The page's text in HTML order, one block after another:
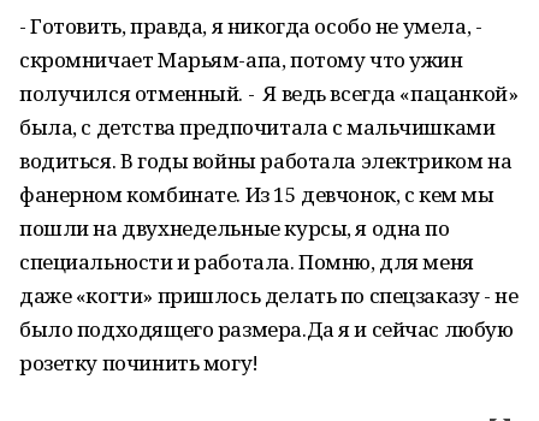
- Готовить, правда, я никогда особо не умела, -
скромничает Марьям-апа, потому что ужин
получился отменный. - Я ведь всегда «пацанкой»
была, с детства предпочитала с мальчишками
водиться. В годы войны работала электриком на
фанерном комбинате. Из 15 девчонок, с кем мы
пошли на двухнедельные курсы, я одна по
специальности и работала. Помню, для меня
даже «когти» пришлось делать по спецзаказу - не
было подходящего размера.Да я и сейчас любую
розетку починить могу!